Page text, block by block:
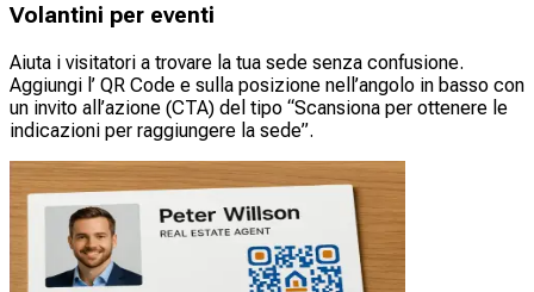
Volantini per eventi
Aiuta i visitatori a trovare la tua sede senza confusione.
Aggiungi l’ QR Code e sulla posizione nell’angolo in basso con
un invito all’azione (CTA) del tipo “Scansiona per ottenere le
indicazioni per raggiungere la sede”.